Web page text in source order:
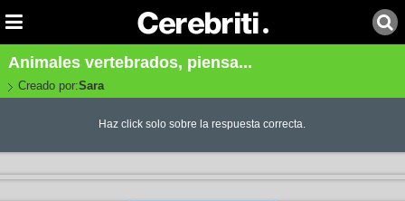
Animales vertebrados, piensa...
Creado por:Sara
Haz click solo sobre la respuesta correcta.